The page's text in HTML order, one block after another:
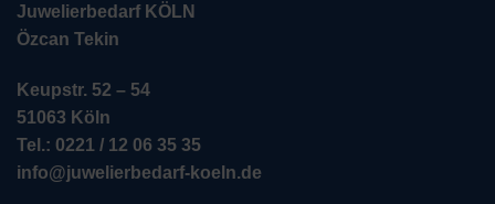
Juwelierbedarf KÖLN
Özcan Tekin
Keupstr. 52 – 54
51063 Köln
Tel.: 0221 / 12 06 35 35
info@juwelierbedarf-koeln.de